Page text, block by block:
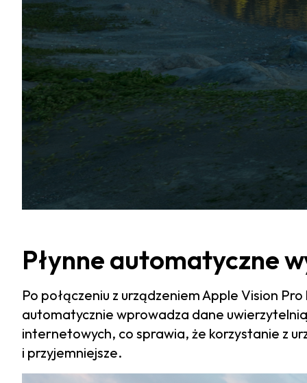
Płynne automatyczne
Po połączeniu z urządzeniem Apple Vision
automatycznie wprowadza dane
internetowych, co sprawia, że korzystanie z
i przyjemniejsze.